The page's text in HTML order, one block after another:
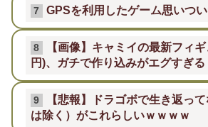
7 GPSを利用したゲーム思いつ
8
【画像】キャミイの最新フィ
円)、ガチで作り込みがエグすぎる
9
【悲報】ドラゴボで生き返っ
は除く）がこれらしいｗｗｗｗ